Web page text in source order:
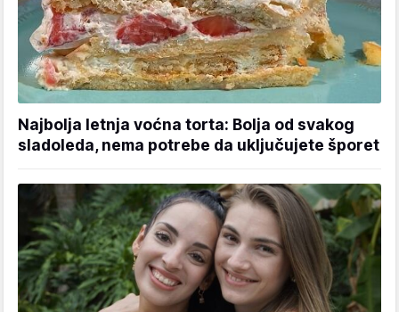
Najbolja letnja voćna torta: Bolja od svakog
sladoleda, nema potrebe da uključujete šporet